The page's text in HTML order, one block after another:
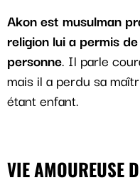
Akon est musulman
religion lui a permis
personne. Il parle
mais il a perdu sa
étant enfant.
VIE AMOUREUSE